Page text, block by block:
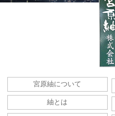
宮原紬について
紬とは